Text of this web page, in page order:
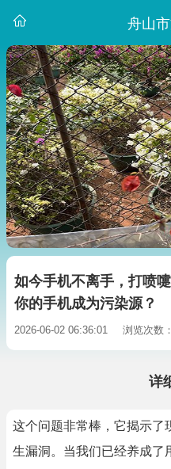
舟山
如今手机不离手，打喷
你的手机成为污染源？
2026-06-02 06:36:01 浏览次数
详
这个问题非常棒，它揭示了
生漏洞。当我们已经养成了